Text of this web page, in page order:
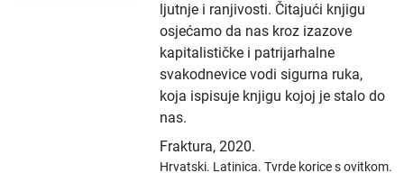
ljutnje i ranjivosti. Čitajući knjigu
osjećamo da nas kroz izazove
kapitalističke i patrijarhalne
svakodnevice vodi sigurna ruka,
koja ispisuje knjigu kojoj je stalo do
nas.
Fraktura,2020.
Hrvatski. Latinica.Tvrde korice s ovitkom.